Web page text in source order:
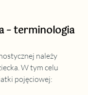
– terminologia
należy
W tym celu
pojęciowej: